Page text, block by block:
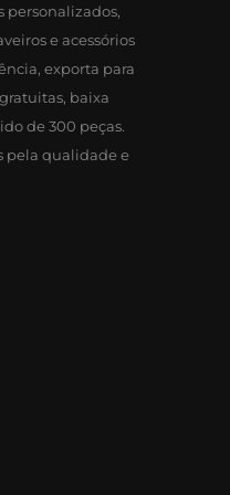
personalizados,
e acessórios
exporta para
baixa
de 300 peças.
pela qualidade e